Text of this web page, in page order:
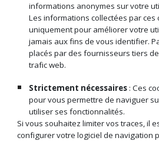
informations anonymes sur votre
Les informations collectées par ces
uniquement pour améliorer votre
jamais aux fins de vous identifier.
placés par des fournisseurs tiers
trafic web.
Strictement nécessaires : Ces
pour vous permettre de naviguer
utiliser ses fonctionnalités.
Si vous souhaitez limiter vos traces, il
configurer votre logiciel de navigation